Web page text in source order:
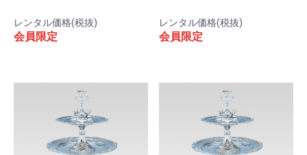
レンタル価格(税抜)
会員限定
レンタル価格(税抜)
会員限定